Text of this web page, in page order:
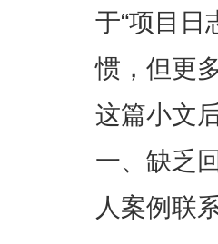
于“项目日
惯，但更
这篇小文
一、缺乏
人案例联